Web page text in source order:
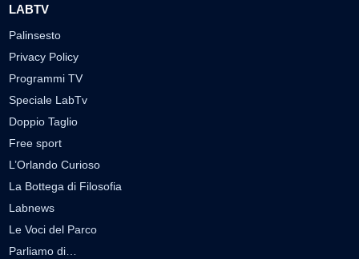
LABTV
Palinsesto
Privacy Policy
Programmi TV
Speciale LabTv
Doppio Taglio
Free sport
L’Orlando Curioso
La Bottega di Filosofia
Labnews
Le Voci del Parco
Parliamo di…